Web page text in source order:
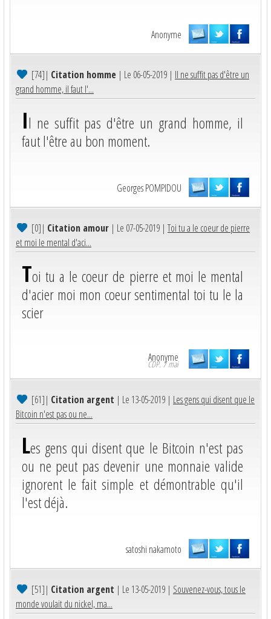
Anonyme
[74]| Citation homme | Le 06-05-2019 | Il ne suffit pas d'être un
grand homme, il faut l'...
Il ne suffit pas d'être un grand homme, il
faut l'être au bon moment.
Georges POMPIDOU
[0]| Citation amour | Le 07-05-2019 |Toi tu a le coeur de pierre
et moi le mental d'aci...
Toi tu a le coeur de pierre et moi le mental
d'acier moi mon coeur sentimental toi tu le la
scier
Anonyme
CDP. 7 mai
[61]| Citation argent | Le 13-05-2019 | Les gens qui disent que le
Bitcoin n'est pas ou ne...
Les gens qui disent que le Bitcoin n'est pas
ou ne peut pas devenir une monnaie valide
ignorent le fait simple et démontrable qu'il
l'est déjà.
satoshi nakamoto
[51]| Citation argent | Le 13-05-2019 | Souvenez-vous, tous le
monde voulait du nickel, ma...